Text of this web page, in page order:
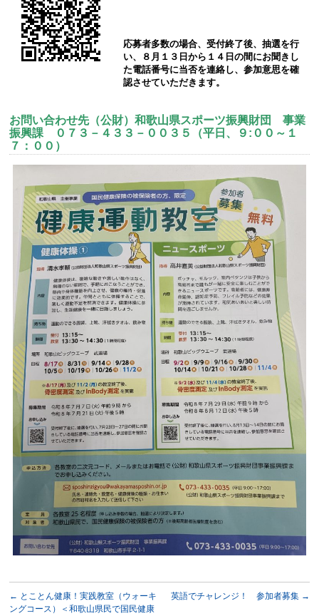
応募者多数の場合、受付終了後、抽選を行
い、８月１３日から１４日の間にお聞きし
た電話番号に当否を連絡し、参加意思を確
認させていただきます。
お問い合わせ先（公財）和歌山県スポーツ振興財団 事業
振興課 ０７３－４３３－００３５（平日、９:００～１
７：００）
← とことん健康！実践教室（ウォーキ
ングコース）＜和歌山県民で国民健康
英語でチャレンジ！ 参加者募集 →